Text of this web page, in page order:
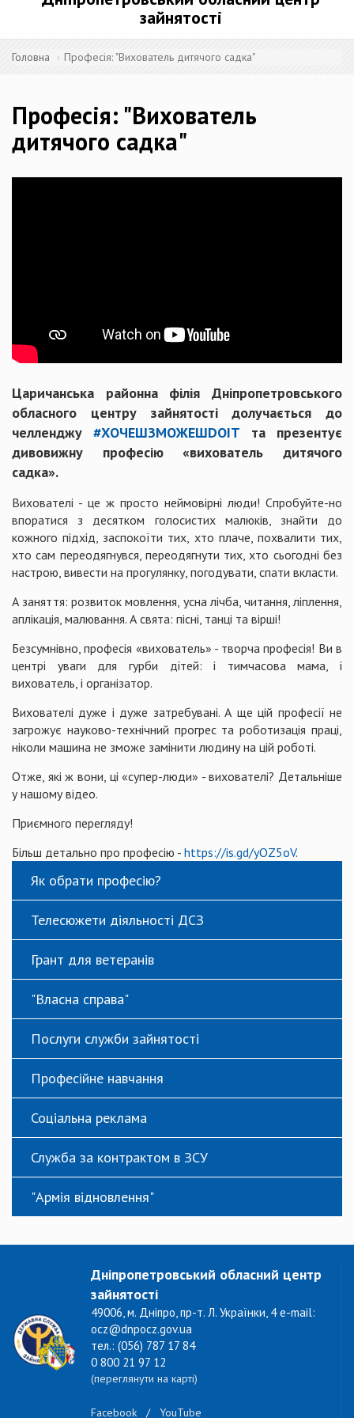
зайнятості
Головна Професія: "Вихователь дитячого садка"
Професія: "Вихователь
дитячого садка"
Царичанська районна філія Дніпропетровського
обласного центру зайнятості долучається до
челленджу#ХОЧЕШЗМОЖЕШDOIT та презентує
дивовижну професію «вихователь дитячого
садка».
Вихователі - це ж просто неймовірні люди! Спробуйте-но
впоратися з десятком голосистих малюків, знайти до
кожного підхід, заспокоїти тих, хто плаче, похвалити тих,
хто сам переодягнувся, переодягнути тих, хто сьогодні без
настрою, вивести на прогулянку, погодувати, спати вкласти.
А заняття: розвиток мовлення, усна лічба, читання, ліплення,
аплікація, малювання. А свята: пісні, танці та вірші!
Безсумнівно, професія «вихователь» - творча професія! Ви в
центрі уваги для гурби дітей: і тимчасова мама, і
вихователь, і організатор.
Вихователі дуже і дуже затребувані. А ще цій професії не
загрожує науково-технічний прогрес та роботизація праці,
ніколи машина не зможе замінити людину на цій роботі.
Отже, які ж вони, ці «супер-люди» - вихователі? Детальніше
у нашому відео.
Приємного перегляду!
Більш детально про професію - https://is.gd/yOZ5oV.
Як обрати професію?
Телесюжети діяльності ДСЗ
Грант для ветеранів
"Власна справа"
Послуги служби зайнятості
Професійне навчання
Соціальна реклама
Служба за контрактом в ЗСУ
"Армія відновлення"
Дніпропетровський обласний центр
зайнятості
49006, м. Дніпро, пр-т. Л. Українки, 4 e-mail:
ocz@dnpocz.gov.ua
тел.: (056) 787 17 84
0 800 21 97 12
(переглянути на карті)
Facebook / YouTube